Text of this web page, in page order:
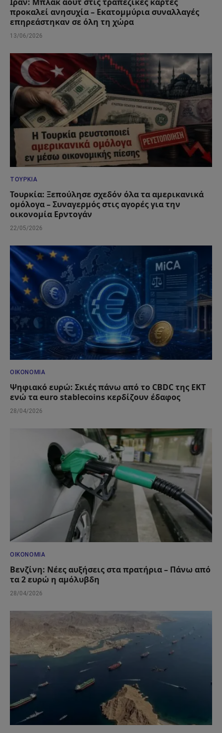
προκαλεί ανησυχία – Εκατομμύρια συναλλαγές
επηρεάστηκαν σε όλη τη χώρα
13/06/2026
ΤΟΥΡΚΊΑ
Τουρκία: Ξεπούλησε σχεδόν όλα τα αμερικανικά
ομόλογα – Συναγερμός στις αγορές για την
οικονομία Ερντογάν
22/05/2026
ΟΙΚΟΝΟΜΊΑ
Ψηφιακό ευρώ: Σκιές πάνω από το CBDC της ΕΚΤ
ενώ τα euro stablecoins κερδίζουν έδαφος
28/04/2026
ΟΙΚΟΝΟΜΊΑ
Βενζίνη: Νέες αυξήσεις στα πρατήρια – Πάνω από
τα 2 ευρώ η αμόλυβδη
28/04/2026